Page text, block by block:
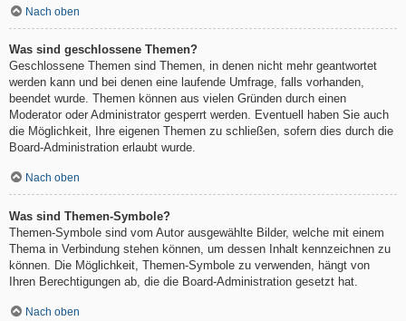
Nach oben
Was sind geschlossene Themen?
Geschlossene Themen sind Themen, in denen nicht mehr geantwortet
werden kann und bei denen eine laufende Umfrage, falls vorhanden,
beendet wurde. Themen können aus vielen Gründen durch einen
Moderator oder Administrator gesperrt werden. Eventuell haben Sie auch
die Möglichkeit, Ihre eigenen Themen zu schließen, sofern dies durch die
Board-Administration erlaubt wurde.
Nach oben
Was sind Themen-Symbole?
Themen-Symbole sind vom Autor ausgewählte Bilder, welche mit einem
Thema in Verbindung stehen können, um dessen Inhalt kennzeichnen zu
können. Die Möglichkeit, Themen-Symbole zu verwenden, hängt von
Ihren Berechtigungen ab, die die Board-Administration gesetzt hat.
Nach oben